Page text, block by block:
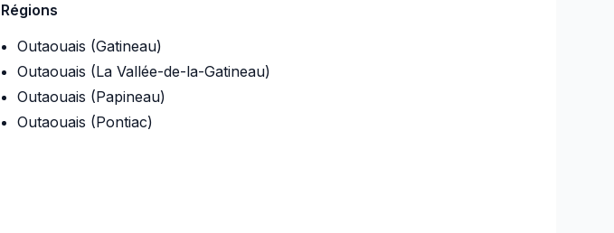
Régions
Outaouais (Gatineau)
Outaouais (La Vallée-de-la-Gatineau)
Outaouais (Papineau)
Outaouais (Pontiac)